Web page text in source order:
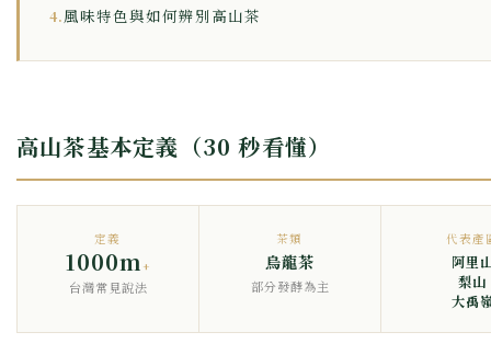
4.風味特色與如何辨別高山茶
高山茶基本定義（30 秒看懂）
定義
1000m +
台灣常見說法
茶類
烏龍茶
部分發酵為主
代表產
阿里
梨山
大禹